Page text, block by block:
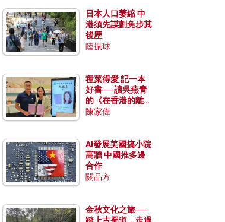
日本人口萎縮 中
港須先謀劃免步其
後塵
陸振球
種菜得愛 記一本
好書──讀吳燕青
的《在香港的離島
種菜》
陳家偉
AI發展美國搞小院
高牆 中國推多邊
合作
關品方
金秋文化之旅──